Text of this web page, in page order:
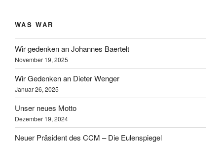
WAS WAR
Wir gedenken an Johannes Baertelt
November 19, 2025
Wir Gedenken an Dieter Wenger
Januar 26, 2025
Unser neues Motto
Dezember 19, 2024
Neuer Präsident des CCM – Die Eulenspiegel